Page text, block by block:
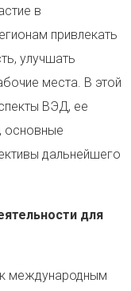
в
привлекать
улучшать
места. В этой
ВЭД, ее
основные
дальнейшего
для
международным